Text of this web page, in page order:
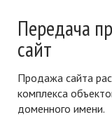
Передача
сайт
Продажа сайта
комплекса
доменного имени.